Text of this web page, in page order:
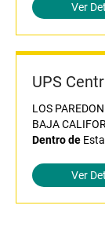
Ver
UPS
LOS
BAJA
Dentro de
Ver